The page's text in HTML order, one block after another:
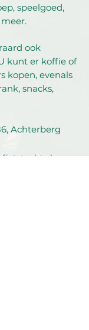
speelgoed,
ook
kunt er koffie of
kopen, evenals
snacks,
Achterberg